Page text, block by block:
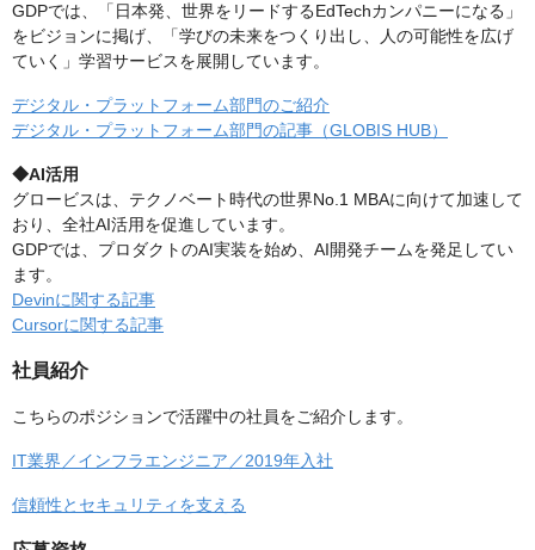
GDPでは、「日本発、世界をリードするEdTechカンパニーになる」
をビジョンに掲げ、「学びの未来をつくり出し、人の可能性を広げ
ていく」学習サービスを展開しています。
デジタル・プラットフォーム部門のご紹介
デジタル・プラットフォーム部門の記事（GLOBIS HUB）
◆AI活用
グロービスは、テクノベート時代の世界No.1 MBAに向けて加速して
おり、全社AI活用を促進しています。
GDPでは、プロダクトのAI実装を始め、AI開発チームを発足してい
ます。
Devinに関する記事
Cursorに関する記事
社員紹介
こちらのポジションで活躍中の社員をご紹介します。
IT業界／インフラエンジニア／2019年入社
信頼性とセキュリティを支える